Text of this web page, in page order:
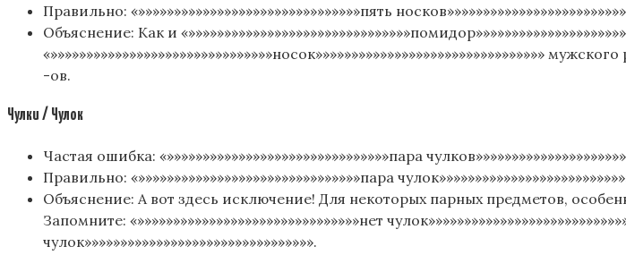
Правильно: «»»»»»»»»»»»»»»»»»»»»»»»»»»»»»»»пять
Объяснение: Как и
«»»»»»»»»»»»»»»»»»»»»»»»»»»»»»»»носок»»»»»»»»»»»»»»»»»»»»»»»»»»»»»»»»
-ов.
Чулки / Чулок
Частая ошибка: «»»»»»»»»»»»»»»»»»»»»»»»»»»»»»»»пара
Правильно: «»»»»»»»»»»»»»»»»»»»»»»»»»»»»»»»пара
Объяснение: А вот здесь исключение! Для некоторых парных предметов,
Запомните: «»»»»»»»»»»»»»»»»»»»»»»»»»»»»»»»нет
чулок»»»»»»»»»»»»»»»»»»»»»»»»»»»»»»»».